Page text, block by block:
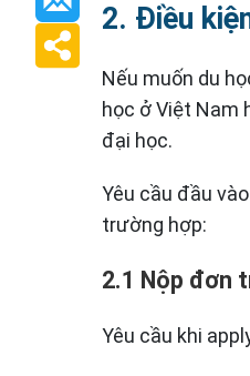
2. Điều
Nếu muốn du
học ở Việt
đại học.
Yêu cầu đầu
trường hợp:
2.1 Nộp đơn
Yêu cầu khi